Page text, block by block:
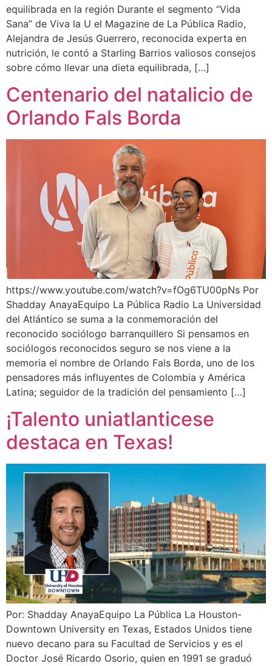
equilibrada en la región Durante el segmento “Vida
Sana” de Viva la U el Magazine de La Pública Radio,
Alejandra de Jesús Guerrero, reconocida experta en
nutrición, le contó a Starling Barrios valiosos consejos
sobre cómo llevar una dieta equilibrada, […]
Centenario del natalicio de
Orlando Fals Borda
https://www.youtube.com/watch?v=fOg6TU00pNs Por
Shadday AnayaEquipo La Pública Radio La Universidad
del Atlántico se suma a la conmemoración del
reconocido sociólogo barranquillero Si pensamos en
sociólogos reconocidos seguro se nos viene a la
memoria el nombre de Orlando Fals Borda, uno de los
pensadores más influyentes de Colombia y América
Latina; seguidor de la tradición del pensamiento […]
¡Talento uniatlanticese
destaca en Texas!
Por: Shadday AnayaEquipo La Pública La Houston-
Downtown University en Texas, Estados Unidos tiene
nuevo decano para su Facultad de Servicios y es el
Doctor José Ricardo Osorio, quien en 1991 se graduó